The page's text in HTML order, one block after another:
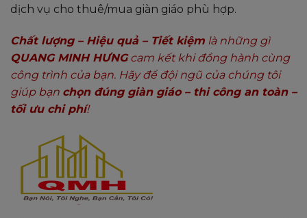
dịch vụ cho thuê/mua giàn giáo phù hợp.
Chất lượng – Hiệu quả – Tiết kiệm là những gì
QUANG MINH HƯNGcam kết khi đồng hành cùng
công trình của bạn. Hãy để đội ngũ của chúng tôi
giúp bạn chọn đúng giàn giáo – thi công an toàn –
tối ưu chi phí!